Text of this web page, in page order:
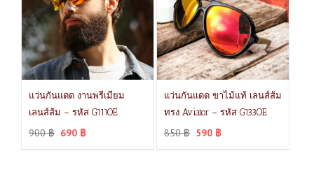
แว่นกันแดด งานพรีเมียม
เลนส์ส้ม – รหัส G111OE
900฿ 690 ฿
แว่นกันแดด ขาไม้แท้ เลนส์ส้ม
ทรง Aviator – รหัส G133OE
850฿ 590 ฿